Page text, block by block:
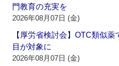
門教育の充実を
2026年08月07日 (金)
【厚労省検討会】OTC類似
目が対象に
2026年08月07日 (金)